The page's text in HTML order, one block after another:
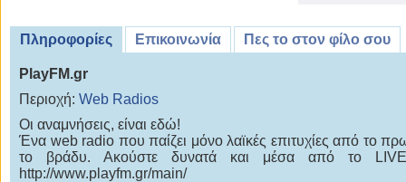
Πληροφορίες Επικοινωνία Πες το στον φίλο σου
PlayFM.gr
Περιοχή: Web Radios
Οι αναμνήσεις, είναι εδώ!
Ένα web radio που παίζει μόνο λαϊκές επιτυχίες από το
το βράδυ. Ακούστε δυνατά και μέσα από το
http://www.playfm.gr/main/